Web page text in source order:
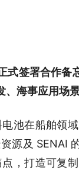
签署合作备
海事应用场
池在船舶领
源及 SENAI
，打造可复